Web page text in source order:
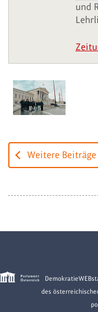
und
Weitere
des